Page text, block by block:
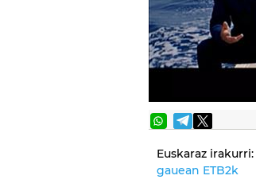
Euskaraz irakurri:
gauean ETB2k